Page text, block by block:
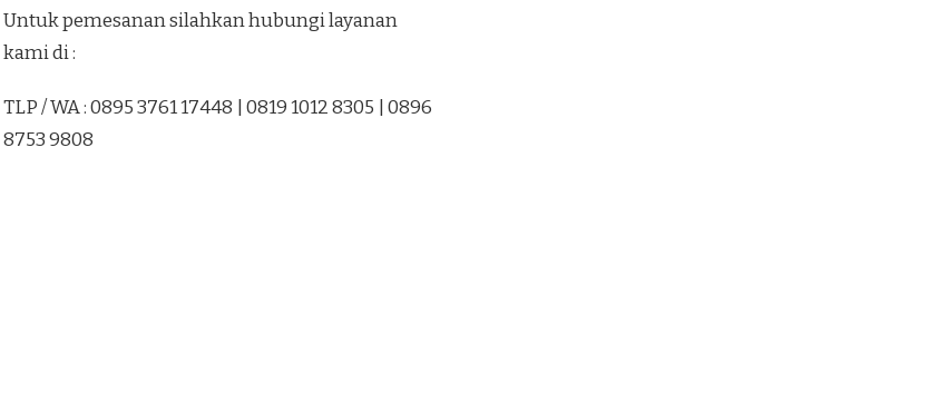
Untuk pemesanan silahkan hubungi layanan
kami di :
TLP / WA : 0895 3761 17448 | 0819 1012 8305 | 0896
8753 9808